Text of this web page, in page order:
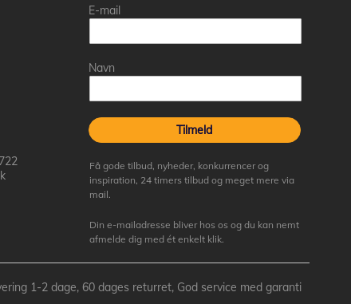
E-mail
Navn
Tilmeld
Få gode tilbud, nyheder, konkurrencer og
inspiration, 24 timers tilbud og meget mere via
mail.
Din e-mailadresse bliver hos os og du kan nemt
afmelde dig med ét enkelt klik.
1-2 dage, 60 dages returret, God service med garanti